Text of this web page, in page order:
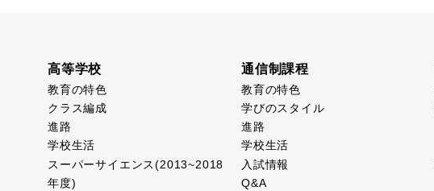
高等学校
教育の特色
クラス編成
進路
学校生活
スーパーサイエンス(2013~2018
年度)
通信制課程
教育の特色
学びのスタイル
進路
学校生活
入試情報
Q&A